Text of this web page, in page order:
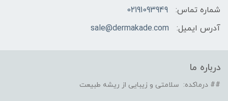
شماره تماس:
02191093949
آدرس ایمیل:
sale@dermakade.com
درباره ما
## درماکده: سلامتی و زیبایی از ریشه طبیعت